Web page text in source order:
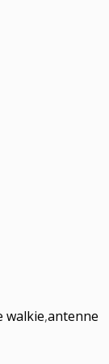
walkie,antenne